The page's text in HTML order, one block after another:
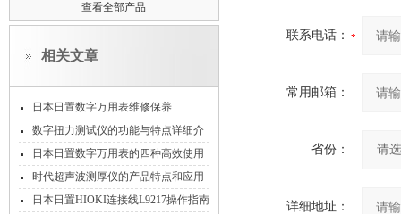
查看全部产品
相关文章
日本日置数字万用表维修保养
数字扭力测试仪的功能与特点详细介
绍
日本日置数字万用表的四种高效使用
方法
时代超声波测厚仪的产品特点和应用
领域说明
日本日置HIOKI连接线L9217操作指南
联系电话：
常用邮箱：
省份：
详细地址：